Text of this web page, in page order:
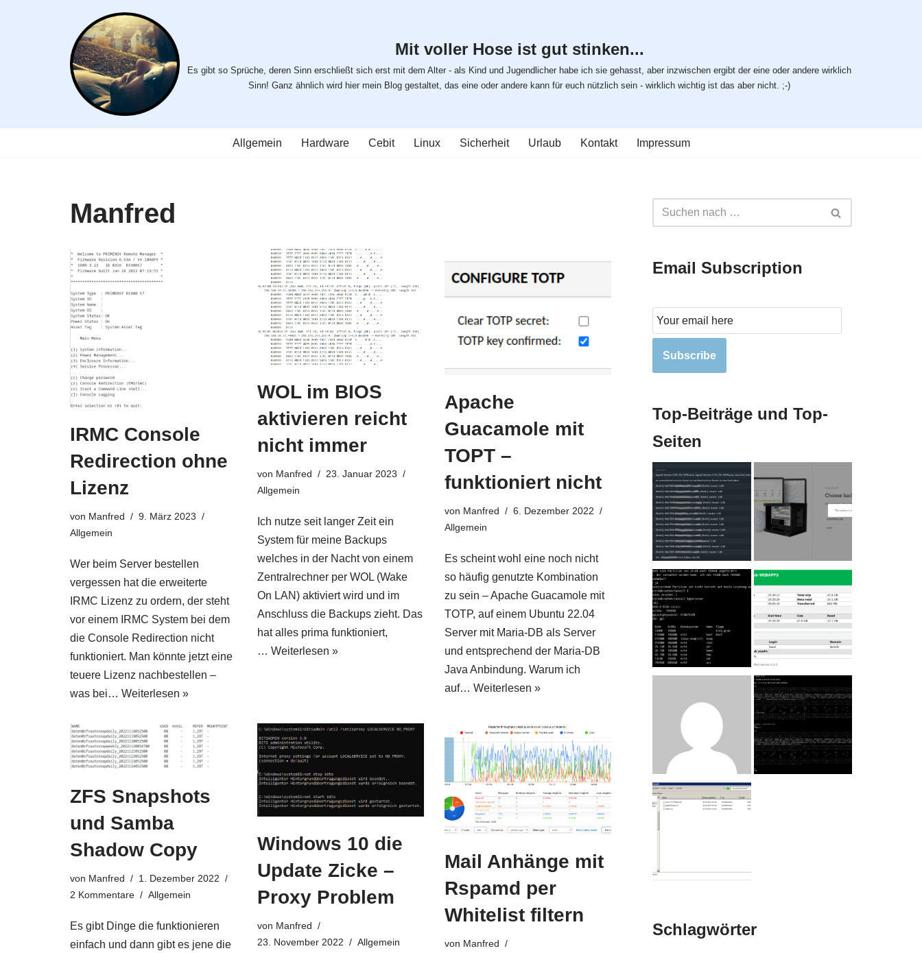
Mit voller Hose ist gut stinken...
Es gibt so Sprüche, deren Sinn erschließt sich erst mit dem Alter - als Kind und Jugendlicher habe ich sie gehasst, aber inzwischen ergibt der eine oder andere wirklich
Sinn! Ganz ähnlich wird hier mein Blog gestaltet, das eine oder andere kann für euch nützlich sein - wirklich wichtig ist das aber nicht. ;-)
Allgemein Hardware Cebit Linux Sicherheit Urlaub Kontakt Impressum
Manfred
IRMC Console
Redirection ohne
Lizenz
von Manfred
9. März 2023
Allgemein
Wer beim Server bestellen
vergessen hat die erweiterte
IRMC Lizenz zu ordern, der steht
vor einem IRMC System bei dem
die Console Redirection nicht
funktioniert. Man könnte jetzt eine
teuere Lizenz nachbestellen –
was bei… Weiterlesen »
WOL im BIOS
aktivieren reicht
nicht immer
von Manfred
23. Januar 2023
Allgemein
Ich nutze seit langer Zeit ein
System für meine Backups
welches in der Nacht von einem
Zentralrechner per WOL (Wake
On LAN) aktiviert wird und im
Anschluss die Backups zieht. Das
hat alles prima funktioniert,
… Weiterlesen »
Apache
Guacamole mit
TOPT –
funktioniert nicht
von Manfred
6. Dezember 2022
Allgemein
Es scheint wohl eine noch nicht
so häufig genutzte Kombination
zu sein – Apache Guacamole mit
TOTP, auf einem Ubuntu 22.04
Server mit Maria-DB als Server
und entsprechend der Maria-DB
Java Anbindung. Warum ich
auf… Weiterlesen »
ZFS Snapshots
und Samba
Shadow Copy
von Manfred
1. Dezember 2022
2 Kommentare
Allgemein
Es gibt Dinge die funktionieren
einfach und dann gibt es jene die
Windows 10 die
Update Zicke –
Proxy Problem
von Manfred
23. November 2022
Allgemein
Mail Anhänge mit
Rspamd per
Whitelist filtern
von Manfred
Email Subscription
Subscribe
Top-Beiträge und Top-
Seiten
Schlagwörter